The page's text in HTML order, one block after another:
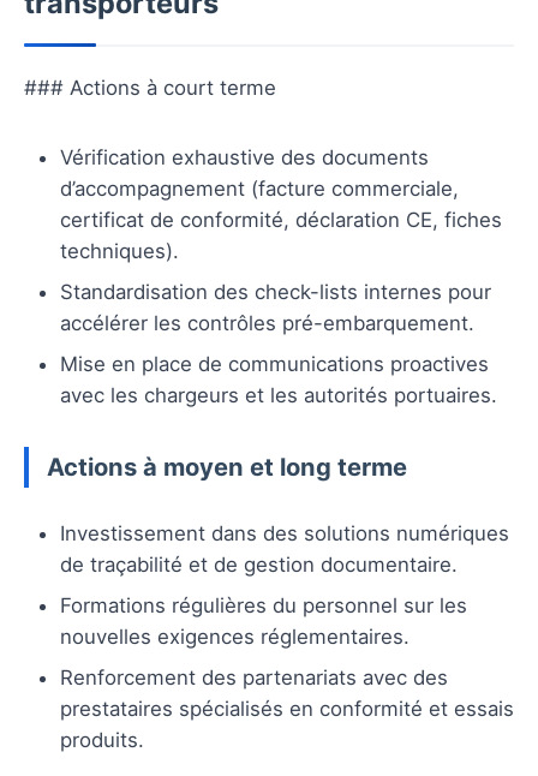
### Actions à court terme
Vérification exhaustive des documents
d’accompagnement (facture commerciale,
certificat de conformité, déclaration CE, fiches
techniques).
Standardisation des check-lists internes pour
accélérer les contrôles pré-embarquement.
Mise en place de communications proactives
avec les chargeurs et les autorités portuaires.
Actions à moyen et long terme
Investissement dans des solutions numériques
de traçabilité et de gestion documentaire.
Formations régulières du personnel sur les
nouvelles exigences réglementaires.
Renforcement des partenariats avec des
prestataires spécialisés en conformité et essais
produits.